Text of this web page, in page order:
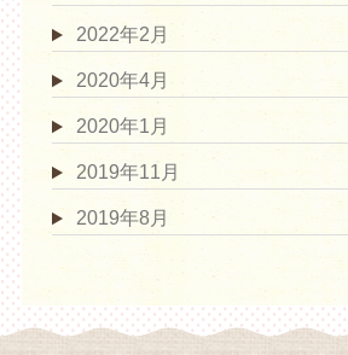
2022年2月
2020年4月
2020年1月
2019年11月
2019年8月